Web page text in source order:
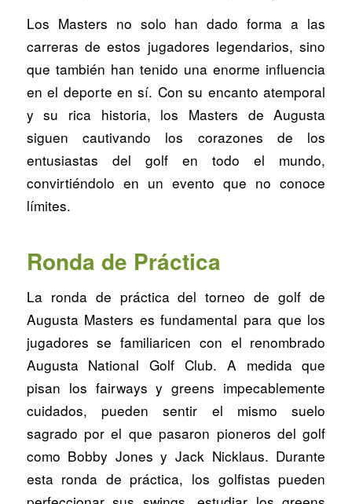
Los Masters no solo han dado forma a las
carreras de estos jugadores legendarios, sino
que también han tenido una enorme influencia
en el deporte en sí. Con su encanto atemporal
y su rica historia, los Masters de Augusta
siguen cautivando los corazones de los
entusiastas del golf en todo el mundo,
convirtiéndolo en un evento que no conoce
límites.
Ronda de Práctica
La ronda de práctica del torneo de golf de
Augusta Masters es fundamental para que los
jugadores se familiaricen con el renombrado
Augusta National Golf Club. A medida que
pisan los fairways y greens impecablemente
cuidados, pueden sentir el mismo suelo
sagrado por el que pasaron pioneros del golf
como Bobby Jones y Jack Nicklaus. Durante
esta ronda de práctica, los golfistas pueden